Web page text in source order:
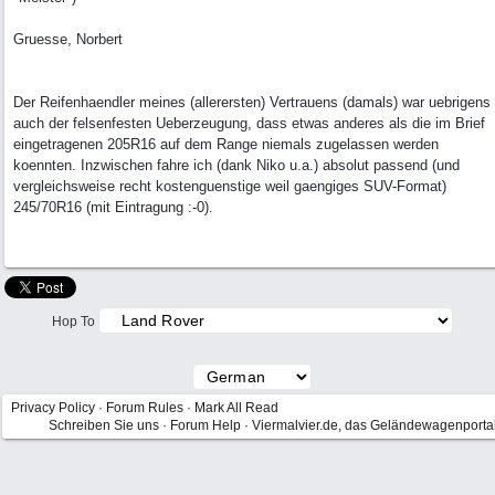
Gruesse, Norbert
Der Reifenhaendler meines (allerersten) Vertrauens (damals) war uebrigens
auch der felsenfesten Ueberzeugung, dass etwas anderes als die im Brief
eingetragenen 205R16 auf dem Range niemals zugelassen werden
koennten. Inzwischen fahre ich (dank Niko u.a.) absolut passend (und
vergleichsweise recht kostenguenstige weil gaengiges SUV-Format)
245/70R16 (mit Eintragung :-0).
Hop To
Privacy Policy · Forum Rules · Mark All Read
Schreiben Sie uns · Forum Help · Viermalvier.de, das